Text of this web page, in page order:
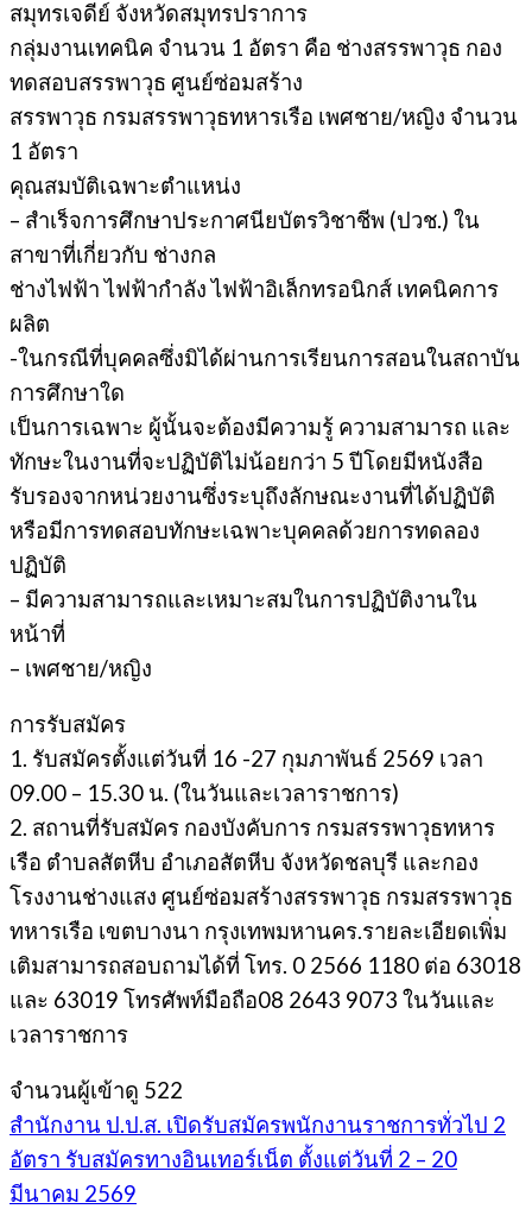
สมุทรเจดีย์ จังหวัดสมุทรปราการ
กลุ่มงานเทคนิค จำนวน 1 อัตรา คือ ช่างสรรพาวุธ กอง
ทดสอบสรรพาวุธ ศูนย์ซ่อมสร้าง
สรรพาวุธ กรมสรรพาวุธทหารเรือ เพศชาย/หญิง จำนวน
1 อัตรา
คุณสมบัติเฉพาะตำแหน่ง
– สำเร็จการศึกษาประกาศนียบัตรวิชาชีพ (ปวช.) ใน
สาขาที่เกี่ยวกับ ช่างกล
ช่างไฟฟ้า ไฟฟ้ากำลัง ไฟฟ้าอิเล็กทรอนิกส์ เทคนิคการ
ผลิต
-ในกรณีที่บุคคลซึ่งมิได้ผ่านการเรียนการสอนในสถาบัน
การศึกษาใด
เป็นการเฉพาะ ผู้นั้นจะต้องมีความรู้ ความสามารถ และ
ทักษะในงานที่จะปฏิบัติไม่น้อยกว่า 5 ปีโดยมีหนังสือ
รับรองจากหน่วยงานซึ่งระบุถึงลักษณะงานที่ได้ปฏิบัติ
หรือมีการทดสอบทักษะเฉพาะบุคคลด้วยการทดลอง
ปฏิบัติ
– มีความสามารถและเหมาะสมในการปฏิบัติงานใน
หน้าที่
– เพศชาย/หญิง
การรับสมัคร
1. รับสมัครตั้งแต่วันที่ 16 -27 กุมภาพันธ์ 2569 เวลา
09.00 – 15.30 น. (ในวันและเวลาราชการ)
2. สถานที่รับสมัคร กองบังคับการ กรมสรรพาวุธทหาร
เรือ ตำบลสัตหีบ อำเภอสัตหีบ จังหวัดชลบุรี และกอง
โรงงานช่างแสง ศูนย์ซ่อมสร้างสรรพาวุธ กรมสรรพาวุธ
ทหารเรือ เขตบางนา กรุงเทพมหานคร.รายละเอียดเพิ่ม
เติมสามารถสอบถามได้ที่ โทร. 0 2566 1180 ต่อ 63018
และ 63019 โทรศัพท์มือถือ08 2643 9073 ในวันและ
เวลาราชการ
จำนวนผู้เข้าดู 522
สำนักงาน ป.ป.ส. เปิดรับสมัครพนักงานราชการทั่วไป 2
อัตรา รับสมัครทางอินเทอร์เน็ต ตั้งแต่วันที่ 2 – 20
มีนาคม 2569